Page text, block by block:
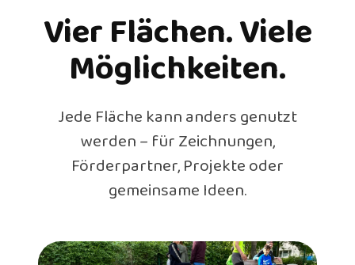
Vier Flächen. Viele
Möglichkeiten.
Jede Fläche kann anders genutzt
werden – für Zeichnungen,
Förderpartner, Projekte oder
gemeinsame Ideen.